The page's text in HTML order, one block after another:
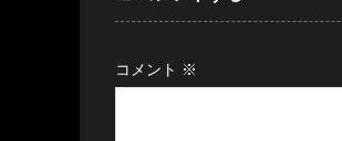
コメント ※